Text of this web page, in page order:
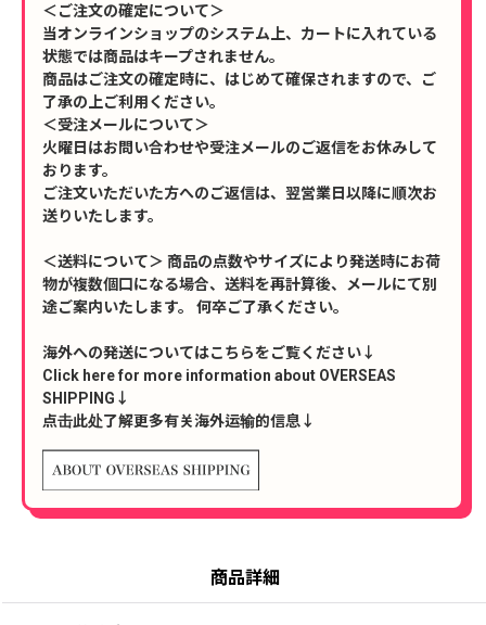
＜ご注文の確定について＞
当オンラインショップのシステム上、カートに入れている
状態では商品はキープされません。
商品はご注文の確定時に、はじめて確保されますので、ご
了承の上ご利用ください。
＜受注メールについて＞
火曜日はお問い合わせや受注メールのご返信をお休みして
おります。
ご注文いただいた方へのご返信は、翌営業日以降に順次お
送りいたします。
＜送料について＞ 商品の点数やサイズにより発送時にお荷
物が複数個口になる場合、送料を再計算後、メールにて別
途ご案内いたします。 何卒ご了承ください。
海外への発送についてはこちらをご覧ください↓
Click here for more information about OVERSEAS
SHIPPING↓
点击此处了解更多有关海外运输的信息↓
商品詳細